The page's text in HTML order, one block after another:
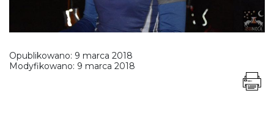
Opublikowano: 9 marca 2018
Modyfikowano: 9 marca 2018